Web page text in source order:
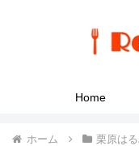
Home
ホーム 栗原は